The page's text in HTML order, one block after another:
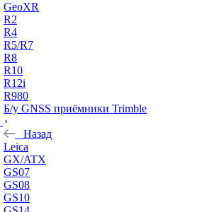
GeoXR
R2
R4
R5/R7
R8
R10
R12i
R980
Б/у GNSS приёмники Trimble
Назад
Leica
GX/ATX
GS07
GS08
GS10